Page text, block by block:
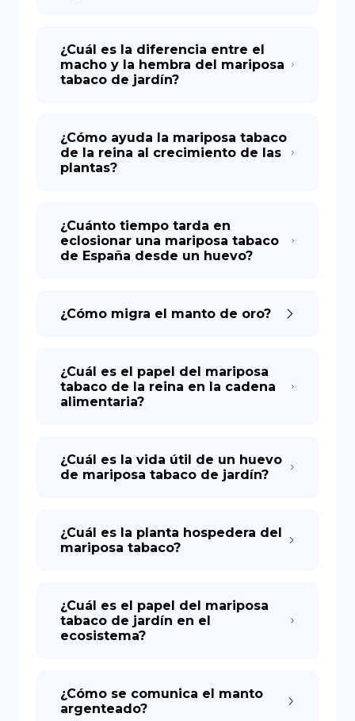
¿Cuál es la diferencia entre el
macho y la hembra del mariposa
tabaco de jardín?
¿Cómo ayuda la mariposa tabaco
de la reina al crecimiento de las
plantas?
¿Cuánto tiempo tarda en
eclosionar una mariposa tabaco
de España desde un huevo?
¿Cómo migra el manto de oro?
¿Cuál es el papel del mariposa
tabaco de la reina en la cadena
alimentaria?
¿Cuál es la vida útil de un huevo
de mariposa tabaco de jardín?
¿Cuál es la planta hospedera del
mariposa tabaco?
¿Cuál es el papel del mariposa
tabaco de jardín en el
ecosistema?
¿Cómo se comunica el manto
argenteado?